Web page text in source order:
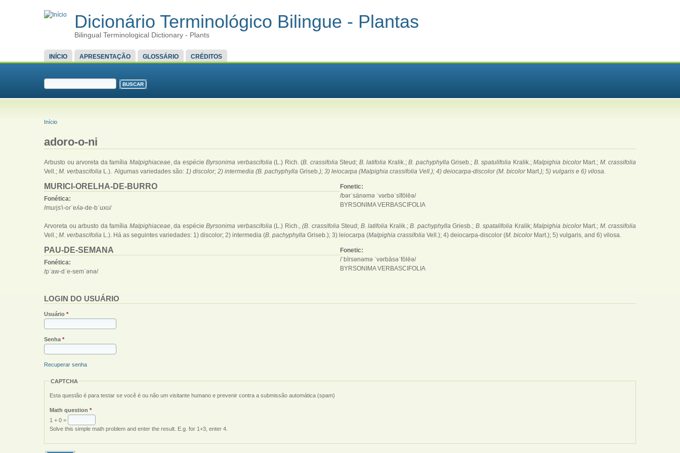
Dicionário Terminológico Bilingue - Plantas
Bilingual Terminological Dictionary - Plants
MENU PRINCIPAL
INÍCIO APRESENTAÇÃO GLOSSÁRIO CRÉDITOS
FORMULÁRIO DE BUSCA
VOCÊ ESTÁ AQUI
Início
adoro-o-ni
Arbusto ou arvoreta da família Malpighiaceae, da espécie Byrsonima verbascifolia (L.) Rich. (B. crassifolia Steud; B. latifolia Kralik.; B. pachyphylla Griseb.; B. spatulifolia Kralik.; Malpighia bicolorMart.; M. crassifolia
Vell.; M. verbascifolia L.). Algumas variedades são: 1) discolor; 2) intermedia (B. pachyphylla Griseb. ); 3) leiocarpa (Malpighia crassifolia Vell.); 4) deiocarpa-discolor (M. bicolor Mart. ); 5) vulgaris e 6) vilosa.
MURICI-ORELHA-DE-BURRO
Fonética:
/muɾjs'i-oɾˈeʎə-de-bˈuxʊ/
Fonetic:
/bərˈsänəmə ˈvərbəˈsīfōlēə/
BYRSONIMA VERBASCIFOLIA
Arvoreta ou arbusto da família Malpighiaceae, da espécie Byrsonima verbascifolia (L.) Rich., (B. crassifolia Steud; B. latifolia Kralik.; B. pachyphylla Griesb.; B. spatalifolia Kralik; Malpighia bicolorMart.; M. crassifolia
Vell.; M. verbascifolia L.). Há as seguintes variedades: 1) discolor; 2) intermedia (B. pachyphylla Griseb.); 3) leiocarpa (Malpighia crassifolia Vell.); 4) deiocarpa-discolor (M. bicolor Mart.); 5) vulgaris, and 6) vilosa.
PAU-DE-SEMANA
Fonética:
/pˈaw-dˈe-semˈənə/
Fonetic:
/ˈbīrsənəmə ˈvərbāsəˈfōlēə/
BYRSONIMA VERBASCIFOLIA
LOGIN DO USUÁRIO
Usuário *
Senha *
Recuperar senha
CAPTCHA
Esta questão é para testar se você é ou não um visitante humano e prevenir contra a submissão automática (spam)
Math question *
1 + 0 =
Solve this simple math problem and enter the result. E.g. for 1+3, enter 4.